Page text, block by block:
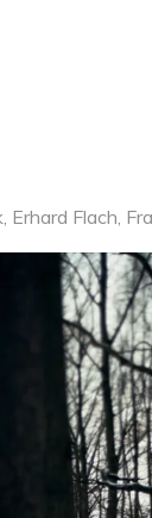
Erhard Flach,